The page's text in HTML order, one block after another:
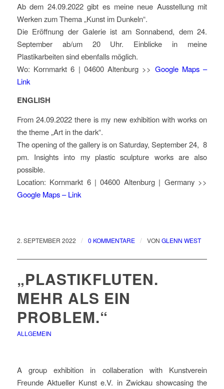
Ab dem 24.09.2022 gibt es meine neue Ausstellung mit
Werken zum Thema „Kunst im Dunkeln“.
Die Eröffnung der Galerie ist am Sonnabend, dem 24.
September ab/um 20 Uhr. Einblicke in meine
Plastikarbeiten sind ebenfalls möglich.
Wo: Kornmarkt 6 | 04600 Altenburg >> Google Maps –
Link
ENGLISH
From 24.09.2022 there is my new exhibition with works on
the theme „Art in the dark“.
The opening of the gallery is on Saturday, September 24, 8
pm. Insights into my plastic sculpture works are also
possible.
Location: Kornmarkt 6 | 04600 Altenburg | Germany >>
Google Maps – Link
2. SEPTEMBER 2022 / 0 KOMMENTARE / VON GLENN WEST
„PLASTIKFLUTEN.
MEHR ALS EIN
PROBLEM.“
ALLGEMEIN
A group exhibition in collaberation with Kunstverein
Freunde Aktueller Kunst e.V. in Zwickau showcasing the